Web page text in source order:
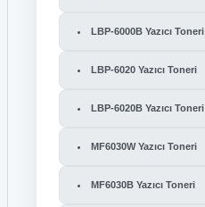
LBP-6000B Yazıcı Toneri
LBP-6020 Yazıcı Toneri
LBP-6020B Yazıcı Toneri
MF6030W Yazıcı Toneri
MF6030B Yazıcı Toneri